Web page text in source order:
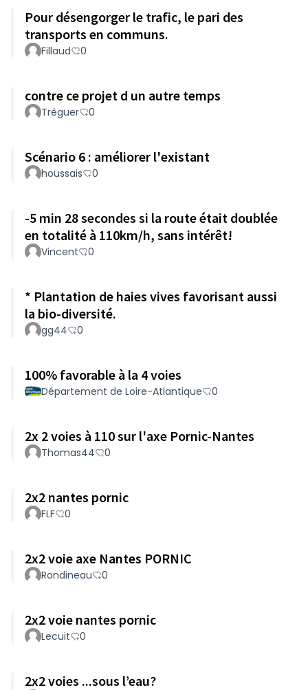
Pour désengorger le trafic, le pari des
transports en communs.
Fillaud 0
contre ce projet d un autre temps
Tréguer 0
Scénario 6 : améliorer l'existant
houssais 0
-5 min 28 secondes si la route était doublée
en totalité à 110km/h, sans intérêt!
Vincent 0
* Plantation de haies vives favorisant aussi
la bio-diversité.
gg44 0
100% favorable à la 4 voies
Département de Loire-Atlantique 0
2x 2 voies à 110 sur l'axe Pornic-Nantes
Thomas44 0
2x2 nantes pornic
FLF 0
2x2 voie axe Nantes PORNIC
Rondineau 0
2x2 voie nantes pornic
Lecuit 0
2x2 voies ...sous l’eau?